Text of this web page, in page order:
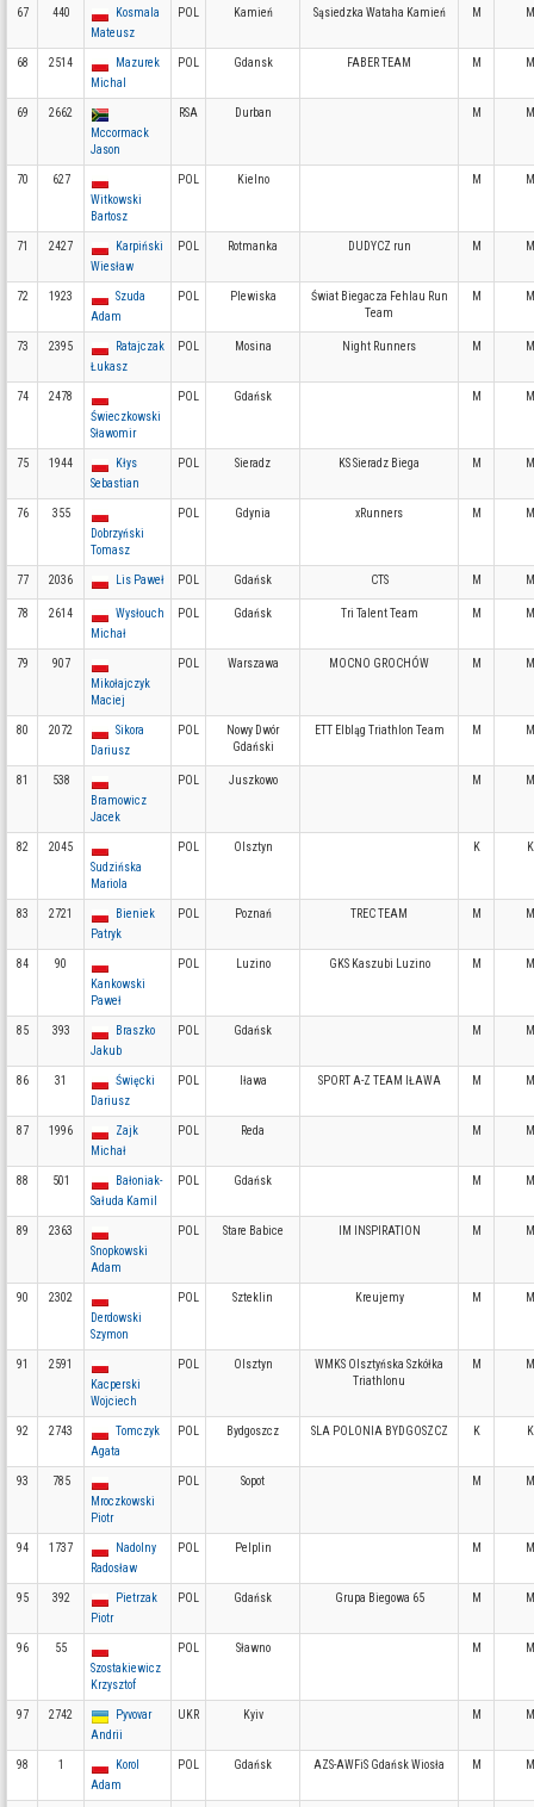
67 440
Kosmala
Mateusz
POL Kamień Sąsiedzka Wataha Kamień M
68 2514
Mazurek
Michal
POL Gdansk FABER TEAM M
69
2662
Mccormack
Jason
RSA Durban M
70
627
Witkowski
Bartosz
POL Kielno M
71 2427
Karpiński
Wiesław
POL Rotmanka DUDYCZ run M
72 1923
Szuda
Adam
POL Plewiska
Świat Biegacza Fehlau Run
Team
M
73 2395
Ratajczak
Łukasz
POL Mosina Night Runners M
74
2478
Świeczkowski
Sławomir
POL Gdańsk M
75 1944
Kłys
Sebastian
POL Sieradz KS Sieradz Biega M
76
355
Dobrzyński
Tomasz
POL Gdynia xRunners M
77 2036 Lis Paweł POL Gdańsk CTS M
78 2614
Wysłouch
Michał
POL Gdańsk Tri Talent Team M
79
907
Mikołajczyk
Maciej
POL Warszawa MOCNO GROCHÓW M
80 2072
Sikora
Dariusz
POL
Nowy Dwór
Gdański
ETT Elbląg Triathlon Team M
81
538
Bramowicz
Jacek
POL Juszkowo M
82
2045
Sudzińska
Mariola
POL Olsztyn K
83 2721
Bieniek
Patryk
POL Poznań TREC TEAM M
84
90
Kankowski
Paweł
POL Luzino GKS Kaszubi Luzino M
85 393
Braszko
Jakub
POL Gdańsk M
86 31
Święcki
Dariusz
POL Iława SPORT A-Z TEAM IŁAWA M
87 1996
Zajk
Michał
POL Reda M
88 501
Bałoniak-
Sałuda Kamil
POL Gdańsk M
89
2363
Snopkowski
Adam
POL Stare Babice IM INSPIRATION M
90
2302
Derdowski
Szymon
POL Szteklin Kreujemy M
91
2591
Kacperski
Wojciech
POL Olsztyn
WMKS Olsztyńska Szkółka
Triathlonu
M
92 2743
Tomczyk
Agata
POL Bydgoszcz SLA POLONIA BYDGOSZCZ K
93
785
Mroczkowski
Piotr
POL Sopot M
94 1737
Nadolny
Radosław
POL Pelplin M
95 392
Pietrzak
Piotr
POL Gdańsk Grupa Biegowa 65 M
96
55
Szostakiewicz
Krzysztof
POL Sławno M
97 2742
Pyvovar
Andrii
UKR Kyiv M
98 1
Korol
Adam
POL Gdańsk AZS-AWFiS Gdańsk Wiosła M